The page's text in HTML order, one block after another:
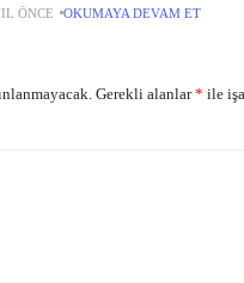
sadece 5 dakika sonra sahneye
1 YIL ÖNCE OKUMAYA DEVAM ET
Gerekli alanlar* ile